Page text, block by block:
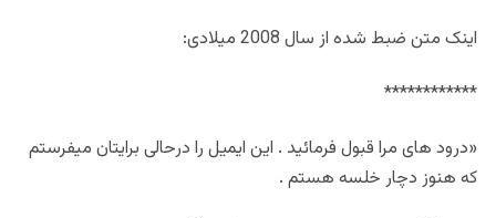
اینک متن ضبط شده از سال 2008 میلادی:
************
«درود های مرا قبول فرمائید . این ایمیل را درحالی برایتان میفرستم
که هنوز دچار خلسه هستم .